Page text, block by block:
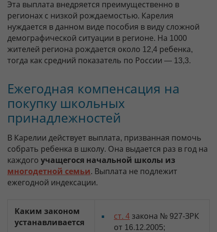
Эта выплата внедряется преимущественно в
регионах с низкой рождаемостью. Карелия
нуждается в данном виде пособия в виду сложной
демографической ситуации в регионе. На 1000
жителей региона рождается около 12,4 ребенка,
тогда как средний показатель по России — 13,3.
Ежегодная компенсация на
покупку школьных
принадлежностей
В Карелии действует выплата, призванная помочь
собрать ребенка в школу. Она выдается раз в год на
каждого учащегося начальной школы из
многодетной семьи. Выплата не подлежит
ежегодной индексации.
Каким законом
устанавливается
ст. 4 закона № 927-ЗРК
от 16.12.2005;